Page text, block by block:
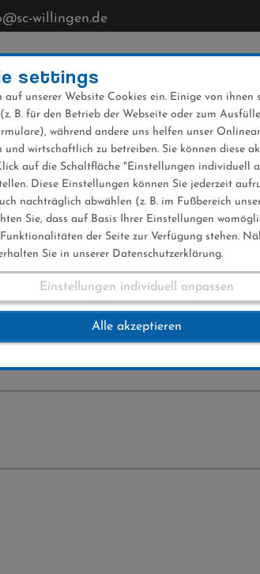
willingen.de
settings
auf unserer Website Cookies ein. Einige von ihnen
B. für den Betrieb der Webseite oder zum
während andere uns helfen unser
und wirtschaftlich zu betreiben. Sie können diese
auf die Schaltfläche "Einstellungen individuell
Diese Einstellungen können Sie jederzeit
nachträglich abwählen (z. B. im Fußbereich
Sie, dass auf Basis Ihrer Einstellungen
der Seite zur Verfügung stehen.
Sie in unserer Datenschutzerklärung.
Einstellungen individuell anpassen
Alle akzeptieren